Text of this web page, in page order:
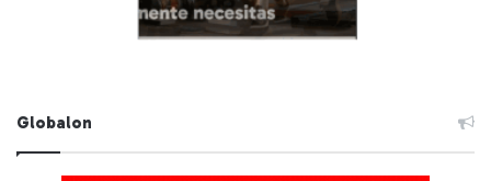
Globalon